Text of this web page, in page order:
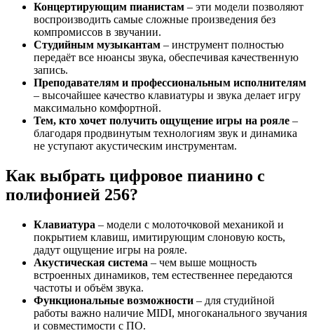
Концертирующим пианистам – эти модели позволяют
воспроизводить самые сложные произведения без
компромиссов в звучании.
Студийным музыкантам – инструмент полностью
передаёт все нюансы звука, обеспечивая качественную
запись.
Преподавателям и профессиональным исполнителям
– высочайшее качество клавиатуры и звука делает игру
максимально комфортной.
Тем, кто хочет получить ощущение игры на рояле –
благодаря продвинутым технологиям звук и динамика
не уступают акустическим инструментам.
Как выбрать цифровое пианино с
полифонией 256?
Клавиатура – модели с молоточковой механикой и
покрытием клавиш, имитирующим слоновую кость,
дадут ощущение игры на рояле.
Акустическая система – чем выше мощность
встроенных динамиков, тем естественнее передаются
частоты и объём звука.
Функциональные возможности – для студийной
работы важно наличие MIDI, многоканального звучания
и совместимости с ПО.